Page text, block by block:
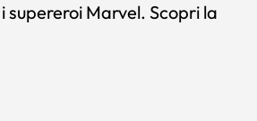
supereroi Marvel. Scopri la